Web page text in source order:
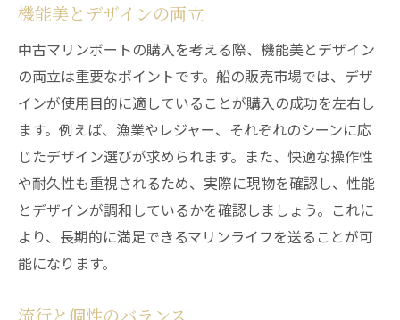
機能美とデザインの両立
中古マリンボートの購入を考える際、機能美とデザイン
の両立は重要なポイントです。船の販売市場では、デザ
インが使用目的に適していることが購入の成功を左右し
ます。例えば、漁業やレジャー、それぞれのシーンに応
じたデザイン選びが求められます。また、快適な操作性
や耐久性も重視されるため、実際に現物を確認し、性能
とデザインが調和しているかを確認しましょう。これに
より、長期的に満足できるマリンライフを送ることが可
能になります。